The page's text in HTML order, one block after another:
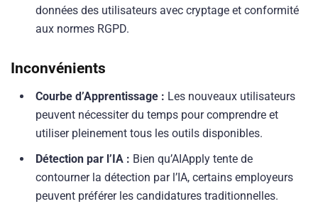
données des utilisateurs avec cryptage et conformité
aux normes RGPD.
Inconvénients
Courbe d’Apprentissage : Les nouveaux utilisateurs
peuvent nécessiter du temps pour comprendre et
utiliser pleinement tous les outils disponibles.
Détection par l’IA : Bien qu’AIApply tente de
contourner la détection par l’IA, certains employeurs
peuvent préférer les candidatures traditionnelles.